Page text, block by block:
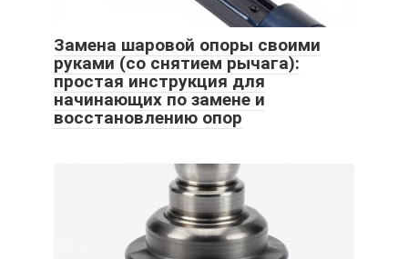
Замена шаровой опоры своими
руками (со снятием рычага):
простая инструкция для
начинающих по замене и
восстановлению опор